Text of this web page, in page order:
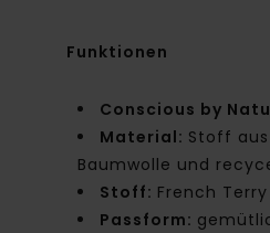
Funktionen
Conscious by
Material: Stoff
Baumwolle und
Stoff: French
Passform: